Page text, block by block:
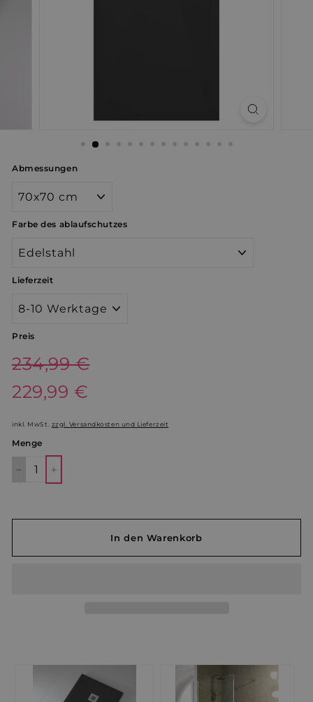
Abmessungen
Farbe des ablaufschutzes
Lieferzeit
Preis
Normaler
Preis
234,99 €234,99
Sonderpreis
229,99 €
€
inkl. MwSt. zzgl. Versandkosten und Lieferzeit
Menge
In den Warenkorb